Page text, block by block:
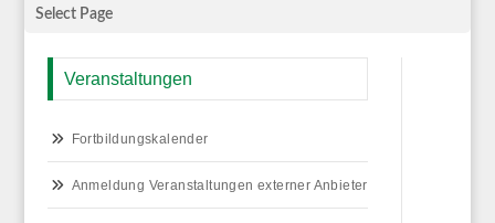
Select Page
Veranstaltungen
Fortbildungskalender
Anmeldung Veranstaltungen externer Anbieter